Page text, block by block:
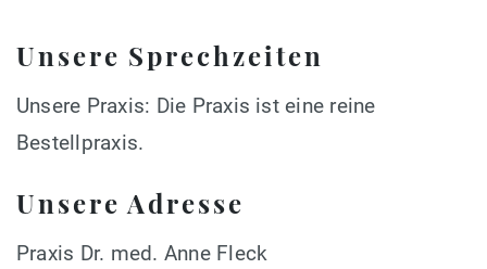
Unsere Sprechzeiten
Unsere Praxis: Die Praxis ist eine reine
Bestellpraxis.
Unsere Adresse
Praxis Dr. med. Anne Fleck